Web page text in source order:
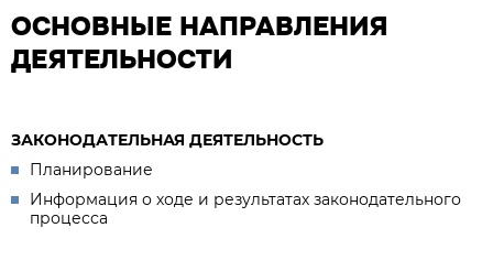
ОСНОВНЫЕ НАПРАВЛЕНИЯ
ДЕЯТЕЛЬНОСТИ
ЗАКОНОДАТЕЛЬНАЯ ДЕЯТЕЛЬНОСТЬ
Планирование
Информация о ходе и результатах законодательного
процесса